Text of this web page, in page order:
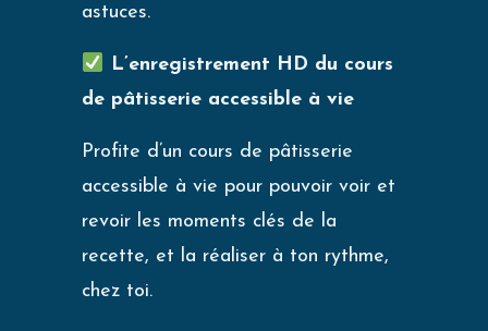
astuces.
L’enregistrement HD du cours
de pâtisserie accessible à vie
Profite d’un cours de pâtisserie
accessible à vie pour pouvoir voir et
revoir les moments clés de la
recette, et la réaliser à ton rythme,
chez toi.